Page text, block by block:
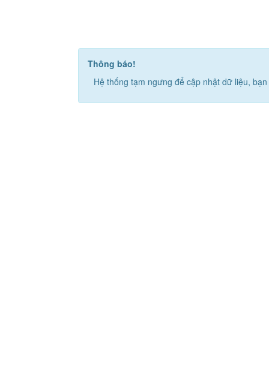
Thông báo!
Hệ thống tạm ngưng để cập nhật dữ liệu,